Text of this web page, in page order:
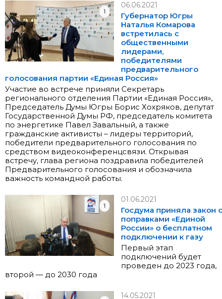
1
06.06.2021
Губернатор Югры
Наталья Комарова
встретилась с
общественными
лидерами,
победителями
предварительного
голосования партии «Единая Россия»
Участие во встрече приняли Секретарь
регионального отделения Партии «Единая Россия»,
Председатель Думы Югры Борис Хохряков, депутат
Государственной Думы РФ, председатель комитета
по энергетике Павел Завальный, а также
гражданские активисты – лидеры территорий,
победители предварительного голосования по
средством видеоконференцсвязи. Открывая
встречу, глава региона поздравила победителей
Предварительного голосования и обозначила
важность командной работы.
1
01.06.2021
Госдума приняла закон с
поправками «Единой
России» о бесплатном
подключении к газу
Первый этап
подключений будет
проведен до 2023 года,
второй — до 2030 года
14.05.2021